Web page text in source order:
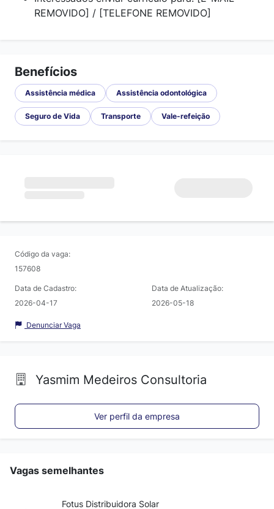
REMOVIDO] / [TELEFONE REMOVIDO]
Benefícios
Assistência médica Assistência odontológica
Seguro de Vida Transporte Vale-refeição
Código da vaga:
157608
Data de Cadastro:
2026-04-17
Data de Atualização:
2026-05-18
Denunciar Vaga
Yasmim Medeiros Consultoria
Ver perfil da empresa
Vagas semelhantes
Fotus Distribuidora Solar